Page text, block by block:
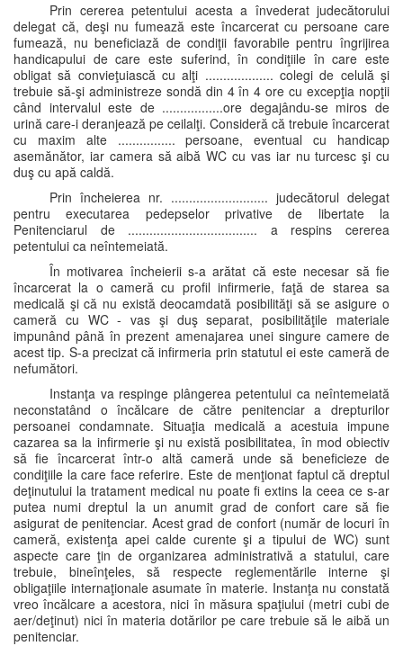
Prin cererea petentului acesta a învederat judecătorului
delegat că, deşi nu fumează este încarcerat cu persoane care
fumează, nu beneficiază de condiţii favorabile pentru îngrijirea
handicapului de care este suferind, în condiţiile în care este
obligat să convieţuiască cu alţi ................... colegi de celulă şi
trebuie să-şi administreze sondă din 4 în 4 ore cu excepţia nopţii
când intervalul este de .................ore degajându-se miros de
urină care-i deranjează pe ceilalţi. Consideră că trebuie încarcerat
cu maxim alte ................ persoane, eventual cu handicap
asemănător, iar camera să aibă WC cu vas iar nu turcesc şi cu
duş cu apă caldă.
Prin încheierea nr. ........................... judecătorul delegat
pentru executarea pedepselor privative de libertate la
Penitenciarul de .................................... a respins cererea
petentului ca neîntemeiată.
În motivarea încheierii s-a arătat că este necesar să fie
încarcerat la o cameră cu profil infirmerie, faţă de starea sa
medicală şi că nu există deocamdată posibilităţi să se asigure o
cameră cu WC - vas şi duş separat, posibilităţile materiale
impunând până în prezent amenajarea unei singure camere de
acest tip. S-a precizat că infirmeria prin statutul ei este cameră de
nefumători.
Instanţa va respinge plângerea petentului ca neîntemeiată
neconstatând o încălcare de către penitenciar a drepturilor
persoanei condamnate. Situaţia medicală a acestuia impune
cazarea sa la infirmerie şi nu există posibilitatea, în mod obiectiv
să fie încarcerat într-o altă cameră unde să beneficieze de
condiţiile la care face referire. Este de menţionat faptul că dreptul
deţinutului la tratament medical nu poate fi extins la ceea ce s-ar
putea numi dreptul la un anumit grad de confort care să fie
asigurat de penitenciar. Acest grad de confort (număr de locuri în
cameră, existenţa apei calde curente şi a tipului de WC) sunt
aspecte care ţin de organizarea administrativă a statului, care
trebuie, bineînţeles, să respecte reglementările interne şi
obligaţiile internaţionale asumate în materie. Instanţa nu constată
vreo încălcare a acestora, nici în măsura spaţiului (metri cubi de
aer/deţinut) nici în materia dotărilor pe care trebuie să le aibă un
penitenciar.